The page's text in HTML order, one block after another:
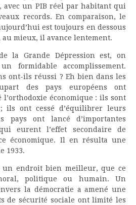
avec un PIB réel par habitant qui
records. En comparaison, le
est toujours en dessous
au mieux, il avance lentement.
la Grande Dépression est, on
formidable accomplissement.
ont-ils réussi ? Eh bien dans les
des pays européens ont
économique : ils sont
ils ont cessé d’équilibrer leurs
pays ont lancé d’importantes
eurent l’effet secondaire de
économique. Il en résulta une
1933.
un endroit bien meilleur, que ce
politique ou humain. Un
la démocratie a amené une
de sécurité sociale ont limité les